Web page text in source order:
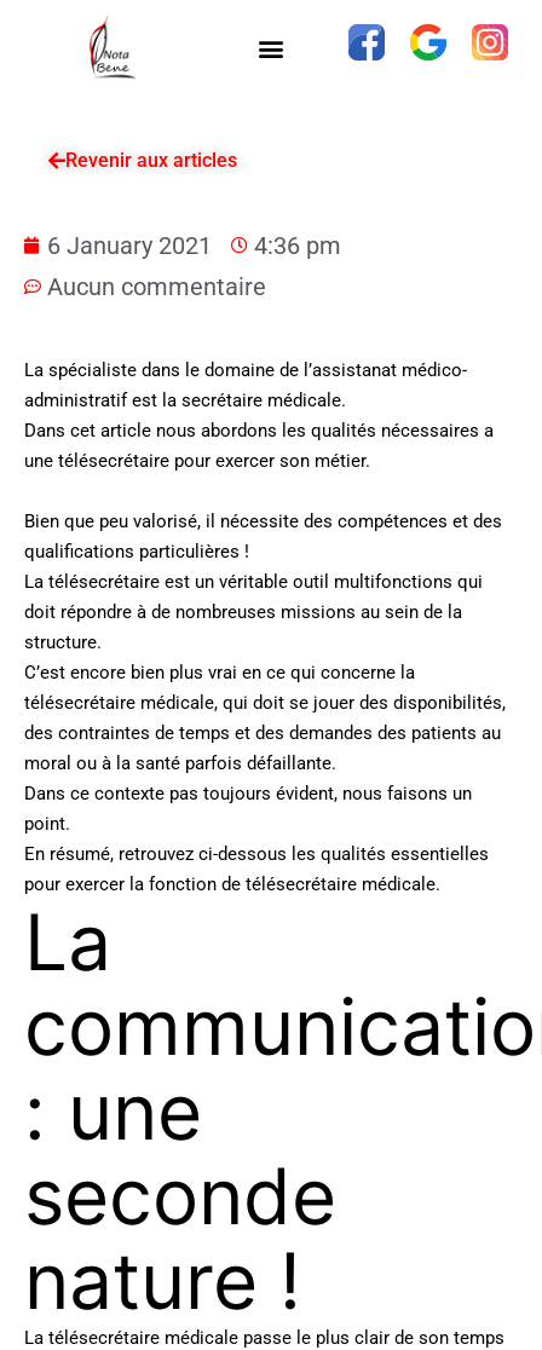
Revenir aux articles
6 January 2021
4:36 pm
Aucun commentaire
La spécialiste dans le domaine de l’assistanat médico-
administratif est la secrétaire médicale.
Dans cet article nous abordons les qualités nécessaires a
une télésecrétaire pour exercer son métier.
Bien que peu valorisé, il nécessite des compétences et des
qualifications particulières !
La télésecrétaire est un véritable outil multifonctions qui
doit répondre à de nombreuses missions au sein de la
structure.
C’est encore bien plus vrai en ce qui concerne la
télésecrétaire médicale, qui doit se jouer des disponibilités,
des contraintes de temps et des demandes des patients au
moral ou à la santé parfois défaillante.
Dans ce contexte pas toujours évident, nous faisons un
point.
En résumé, retrouvez ci-dessous les qualités essentielles
pour exercer la fonction de télésecrétaire médicale.
La
: une
seconde
nature !
La télésecrétaire médicale passe le plus clair de son temps